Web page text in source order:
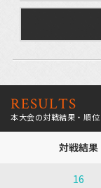
RESULTS
本大会の対戦結果・順位
対戦結果
16